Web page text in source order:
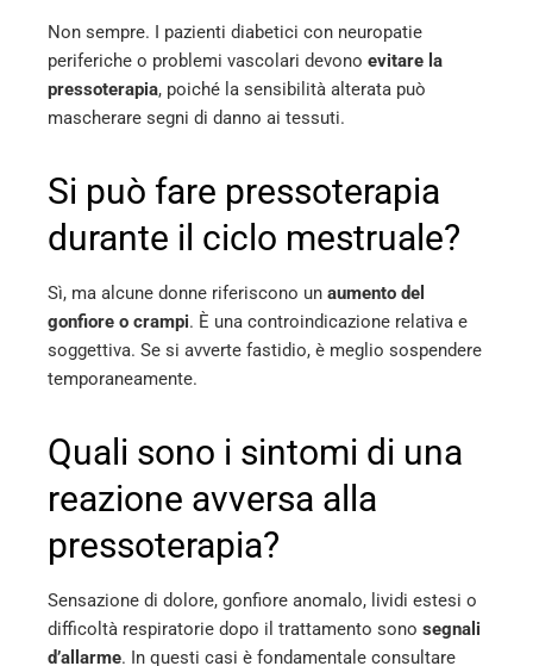
Non sempre. I pazienti diabetici con neuropatie
periferiche o problemi vascolari devono evitare la
pressoterapia, poiché la sensibilità alterata può
mascherare segni di danno ai tessuti.
Si può fare pressoterapia
durante il ciclo mestruale?
Sì, ma alcune donne riferiscono un aumento del
gonfiore o crampi. È una controindicazione relativa e
soggettiva. Se si avverte fastidio, è meglio sospendere
temporaneamente.
Quali sono i sintomi di una
reazione avversa alla
pressoterapia?
Sensazione di dolore, gonfiore anomalo, lividi estesi o
difficoltà respiratorie dopo il trattamento sono segnali
d’allarme. In questi casi è fondamentale consultare